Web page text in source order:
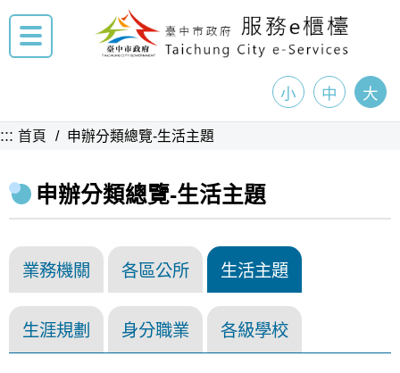
小 中 大
::: 首頁 申辦分類總覽-生活主題
申辦分類總覽-生活主題
業務機關 各區公所 生活主題
生涯規劃 身分職業 各級學校